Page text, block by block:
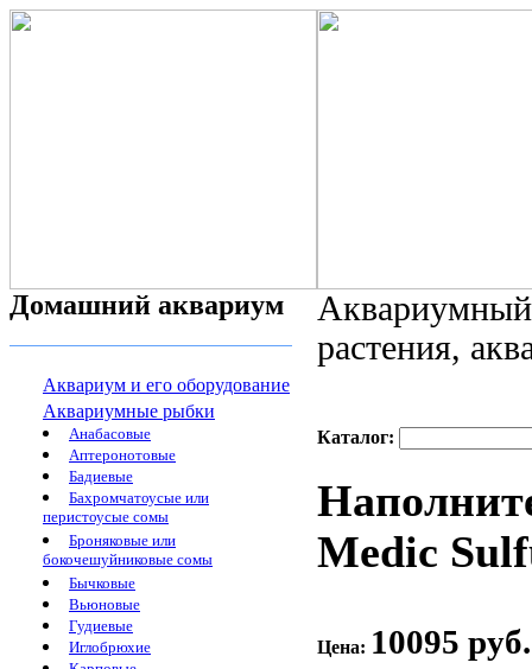
Домашний аквариум
Аквариум и его оборудование
Аквариумные рыбки
Анабасовые
Аптеронотовые
Бадиевые
Бахромчатоусые или
перистоусые сомы
Броняковые или
бокочешуйниковые сомы
Бычковые
Вьюновые
Гудиевые
Иглобрюхие
растения,
Каталог:
Medic
Цена: 10095 руб.